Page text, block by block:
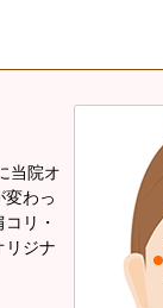
当院オ
わっ
リ・
リジナ